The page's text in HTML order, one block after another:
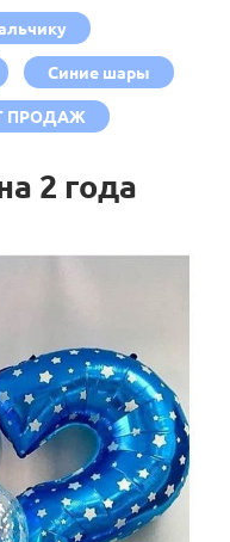
Синие шары
ПРОДАЖ
2 года